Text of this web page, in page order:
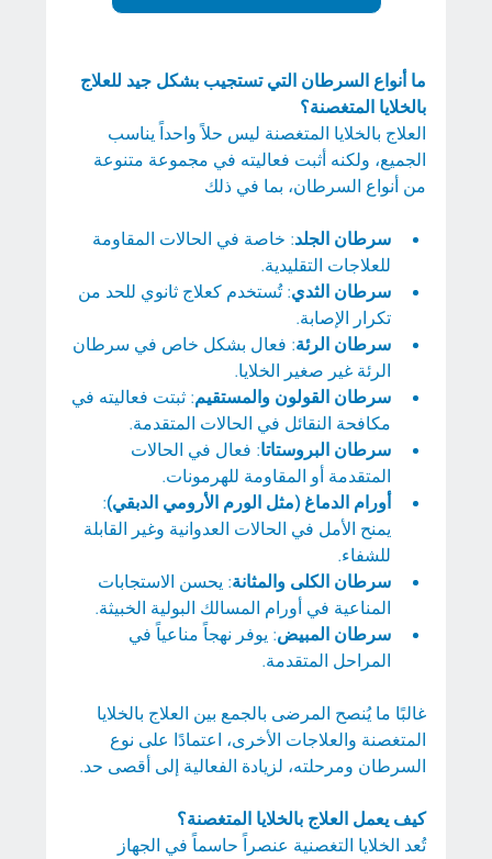
ما أنواع السرطان التي تستجيب بشكل جيد للعلاج
بالخلايا المتغصنة؟
العلاج بالخلايا المتغصنة ليس حلاً واحداً يناسب
الجميع، ولكنه أثبت فعاليته في مجموعة متنوعة
من أنواع السرطان، بما في ذلك
سرطان الجلد: خاصة في الحالات المقاومة
للعلاجات التقليدية.
سرطان الثدي: تُستخدم كعلاج ثانوي للحد من
تكرار الإصابة.
سرطان الرئة: فعال بشكل خاص في سرطان
الرئة غير صغير الخلايا.
سرطان القولون والمستقيم: ثبتت فعاليته في
مكافحة النقائل في الحالات المتقدمة.
سرطان البروستاتا: فعال في الحالات
المتقدمة أو المقاومة للهرمونات.
أورام الدماغ (مثل الورم الأرومي الدبقي):
يمنح الأمل في الحالات العدوانية وغير القابلة
للشفاء.
سرطان الكلى والمثانة: يحسن الاستجابات
المناعية في أورام المسالك البولية الخبيثة.
سرطان المبيض: يوفر نهجاً مناعياً في
المراحل المتقدمة.
غالبًا ما يُنصح المرضى بالجمع بين العلاج بالخلايا
المتغصنة والعلاجات الأخرى، اعتمادًا على نوع
السرطان ومرحلته، لزيادة الفعالية إلى أقصى حد.
كيف يعمل العلاج بالخلايا المتغصنة؟
تُعد الخلايا التغصنية عنصراً حاسماً في الجهاز